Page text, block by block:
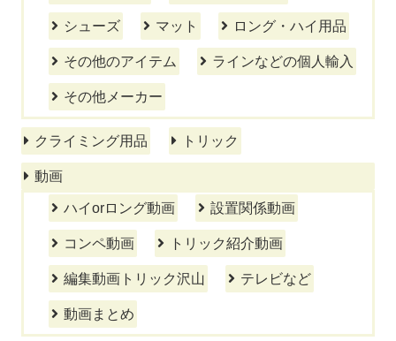
シューズ マット ロング・ハイ用品
その他のアイテム ラインなどの個人輸入
その他メーカー
クライミング用品 トリック
動画
ハイorロング動画 設置関係動画
コンペ動画 トリック紹介動画
編集動画トリック沢山 テレビなど
動画まとめ